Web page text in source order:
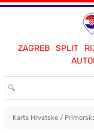
ZAGREB SPLIT
Karta Hrvatske/